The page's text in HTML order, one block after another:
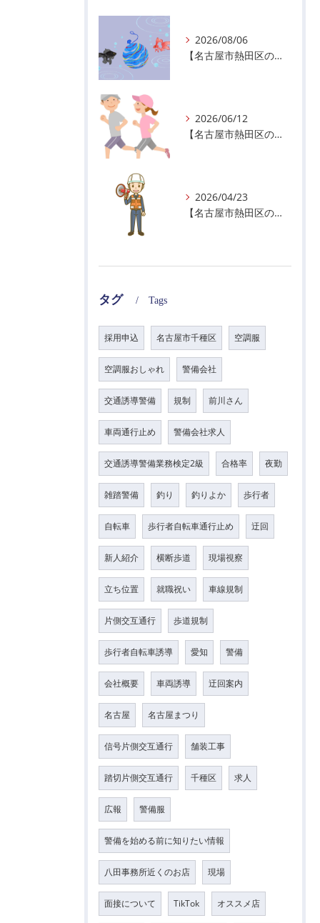
2026/08/06
【名古屋市熱田区の警備会社】夏季休業のお知らせ
2026/06/12
【名古屋市熱田区の警備会社】暑熱順化で熱中症対策を！
2026/04/23
【名古屋市熱田区の警備会社】GWの面接状況について！
タグ Tags
採用申込 名古屋市千種区 空調服
空調服おしゃれ 警備会社
交通誘導警備 規制 前川さん
車両通行止め 警備会社求人
交通誘導警備業務検定2級 合格率 夜勤
雑踏警備 釣り 釣りよか 歩行者
自転車 歩行者自転車通行止め 迂回
新人紹介 横断歩道 現場視察
立ち位置 就職祝い 車線規制
片側交互通行 歩道規制
歩行者自転車誘導 愛知 警備
会社概要 車両誘導 迂回案内
名古屋 名古屋まつり
信号片側交互通行 舗装工事
踏切片側交互通行 千種区 求人
広報 警備服
警備を始める前に知りたい情報
八田事務所近くのお店 現場
面接について TikTok オススメ店